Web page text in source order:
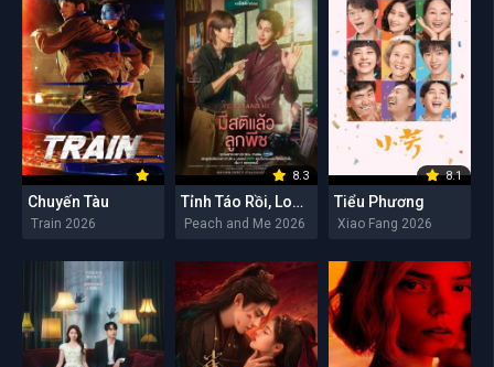
Chuyến Tàu
Train 2026
8.3
Tỉnh Táo Rồi, Lookpeach
Peach and Me 2026
8.1
Tiểu Phương
Xiao Fang 2026